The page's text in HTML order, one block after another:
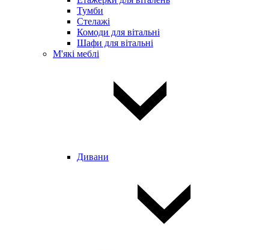
Тумби
Стелажі
Комоди для вітальні
Шафи для вітальні
М'які меблі
Дивани